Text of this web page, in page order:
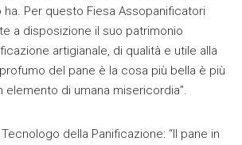
Per questo Fiesa Assopanificatori
a disposizione il suo patrimonio
artigianale, di qualità e utile alla
del pane è la cosa più bella è più
elemento di umana misericordia”.
Tecnologo della Panificazione: “Il pane in